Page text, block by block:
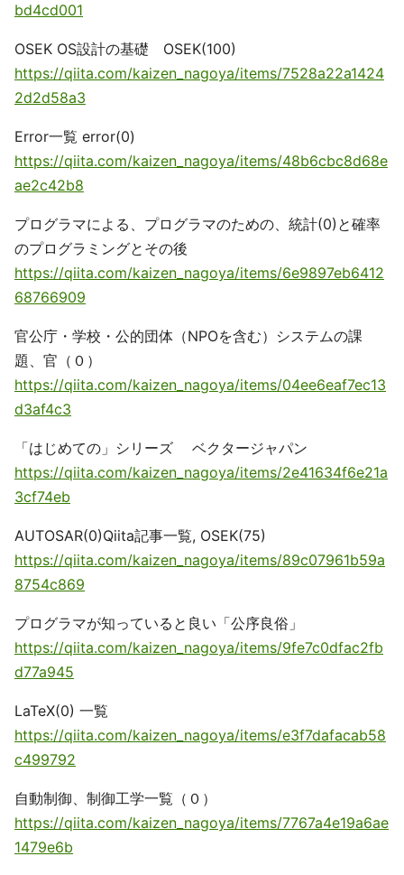
bd4cd001
OSEK OS設計の基礎 OSEK(100)
https://qiita.com/kaizen_nagoya/items/7528a22a1424
2d2d58a3
Error一覧 error(0)
https://qiita.com/kaizen_nagoya/items/48b6cbc8d68e
ae2c42b8
プログラマによる、プログラマのための、統計(0)と確率
のプログラミングとその後
https://qiita.com/kaizen_nagoya/items/6e9897eb6412
68766909
官公庁・学校・公的団体（NPOを含む）システムの課
題、官（０）
https://qiita.com/kaizen_nagoya/items/04ee6eaf7ec13
d3af4c3
「はじめての」シリーズ ベクタージャパン
https://qiita.com/kaizen_nagoya/items/2e41634f6e21a
3cf74eb
AUTOSAR(0)Qiita記事一覧, OSEK(75)
https://qiita.com/kaizen_nagoya/items/89c07961b59a
8754c869
プログラマが知っていると良い「公序良俗」
https://qiita.com/kaizen_nagoya/items/9fe7c0dfac2fb
d77a945
LaTeX(0) 一覧
https://qiita.com/kaizen_nagoya/items/e3f7dafacab58
c499792
自動制御、制御工学一覧（０）
https://qiita.com/kaizen_nagoya/items/7767a4e19a6ae
1479e6b